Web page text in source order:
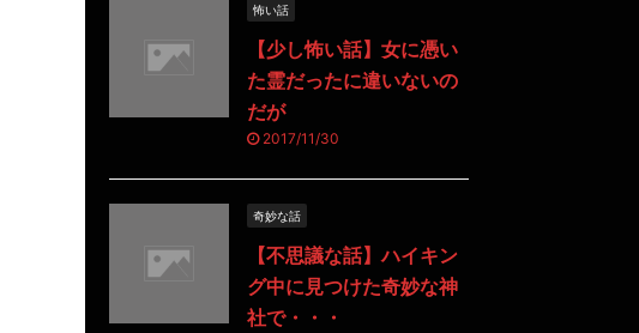
怖い話
【少し怖い話】女に憑い
た霊だったに違いないの
だが
2017/11/30
奇妙な話
【不思議な話】ハイキン
グ中に見つけた奇妙な神
社で・・・